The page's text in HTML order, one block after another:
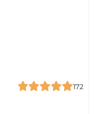
172